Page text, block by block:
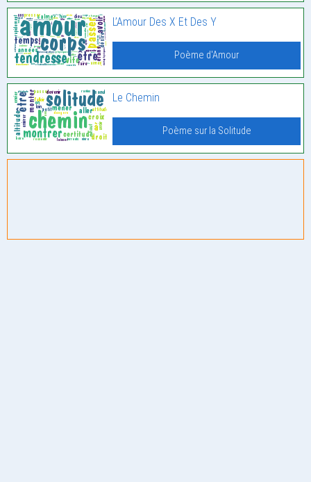
L’Amour Des X Et Des Y
Poème d'Amour
Le Chemin
Poème sur la Solitude